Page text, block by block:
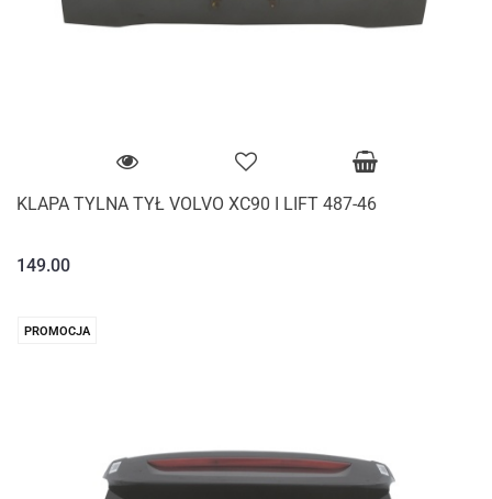
KLAPA TYLNA TYŁ VOLVO XC90 I LIFT 487-46
149.00
PROMOCJA